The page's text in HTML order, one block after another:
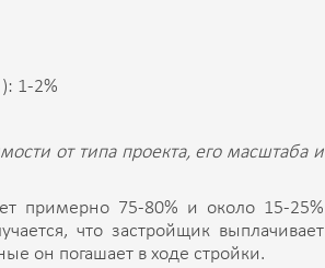
1-2%
от типа проекта, его масштаба и
примерно 75-80% и около 15-25%
что застройщик выплачивает
он погашает в ходе стройки.